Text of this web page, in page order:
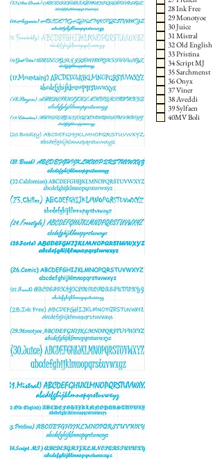
28 Ink Free
29 Monotyoe
30 Juice
31 Mistral
32 Old English
33 Pristina
34 Script MJ
35 Sarchmenst
36 Onyx
37 Viner
38 Aveddi
39 Sylfaen
40MV Boli